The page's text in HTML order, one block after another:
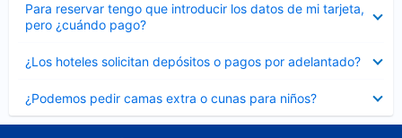
Para reservar tengo que introducir los datos de mi tarjeta,
pero ¿cuándo pago?
cerrado
¿Los hoteles solicitan depósitos o pagos por adelantado?
cerrado
¿Podemos pedir camas extra o cunas para niños?
cerrado